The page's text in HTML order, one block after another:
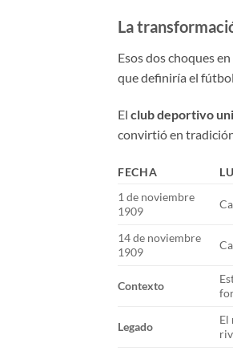
La
Esos dos choques en
que definiría el
El club deportivo
convirtió en
FECHA
1 de noviembre
1909
14 de noviembre
1909
Contexto
Legado
El